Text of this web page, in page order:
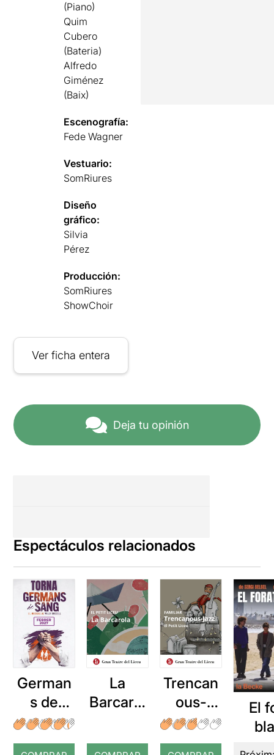
(Piano)
Quim
Cubero
(Bateria)
Alfredo
Giménez
(Baix)
Escenografía:
Fede Wagner
Vestuario:
SomRiures
Diseño
gráfico:
Silvia
Pérez
Producción:
SomRiures
ShowChoir
Ver ficha entera
Deja tu opinión
Espectáculos relacionados
German
s de
sang
La
Barcarol
Trencan
ous-
Jazz
El